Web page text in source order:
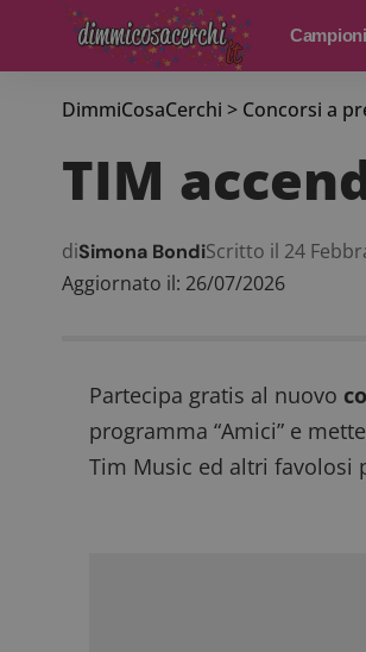
DimmiCosaCerchi > Concorsi a
TIM
Aggiornato il: 26/07/2026
diSimona BondiScritto il 24
Partecipa gratis al nuovo
programma “Amici” e
Tim Music ed altri favolosi